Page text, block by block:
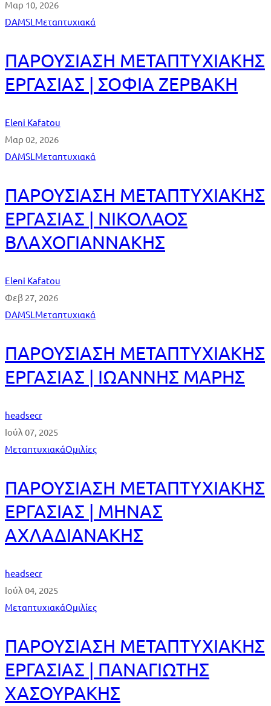
Μαρ 10, 2026
DAMSL Μεταπτυχιακά
ΠΑΡΟΥΣΙΑΣΗ ΜΕΤΑΠΤΥΧΙΑΚΗΣ
ΕΡΓΑΣΙΑΣ | ΣΟΦΙΑ ΖΕΡΒΑΚΗ
Eleni Kafatou
Μαρ 02, 2026
DAMSL Μεταπτυχιακά
ΠΑΡΟΥΣΙΑΣΗ ΜΕΤΑΠΤΥΧΙΑΚΗΣ
ΕΡΓΑΣΙΑΣ | ΝΙΚΟΛΑΟΣ
ΒΛΑΧΟΓΙΑΝΝΑΚΗΣ
Eleni Kafatou
Φεβ 27, 2026
DAMSL Μεταπτυχιακά
ΠΑΡΟΥΣΙΑΣΗ ΜΕΤΑΠΤΥΧΙΑΚΗΣ
ΕΡΓΑΣΙΑΣ | ΙΩΑΝΝΗΣ ΜΑΡΗΣ
headsecr
Ιούλ 07, 2025
ΜεταπτυχιακάΟμιλίες
ΠΑΡΟΥΣΙΑΣΗ ΜΕΤΑΠΤΥΧΙΑΚΗΣ
ΕΡΓΑΣΙΑΣ | ΜΗΝΑΣ
ΑΧΛΑΔΙΑΝΑΚΗΣ
headsecr
Ιούλ 04, 2025
ΜεταπτυχιακάΟμιλίες
ΠΑΡΟΥΣΙΑΣΗ ΜΕΤΑΠΤΥΧΙΑΚΗΣ
ΕΡΓΑΣΙΑΣ | ΠΑΝΑΓΙΩΤΗΣ
ΧΑΣΟΥΡΑΚΗΣ